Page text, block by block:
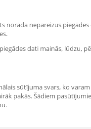
norāda nepareizus
piegādes dati mainās, lūdzu,
sūtījuma svars, ko
pakās. Šādiem